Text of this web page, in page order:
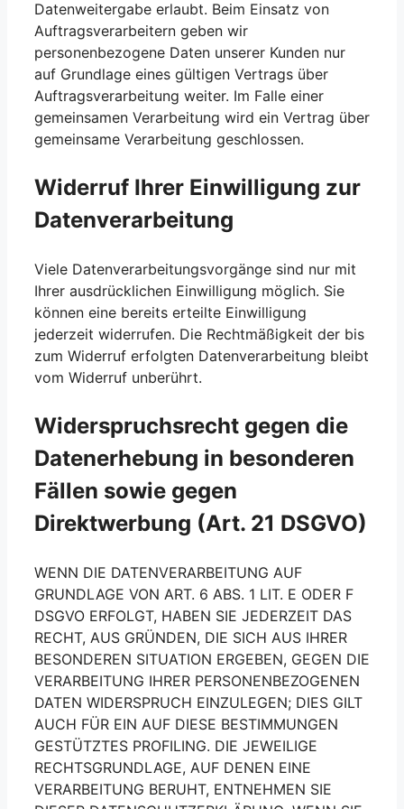
Datenweitergabe erlaubt. Beim Einsatz von
Auftragsverarbeitern geben wir
personenbezogene Daten unserer Kunden nur
auf Grundlage eines gültigen Vertrags über
Auftragsverarbeitung weiter. Im Falle einer
gemeinsamen Verarbeitung wird ein Vertrag über
gemeinsame Verarbeitung geschlossen.
Widerruf Ihrer Einwilligung zur
Datenverarbeitung
Viele Datenverarbeitungsvorgänge sind nur mit
Ihrer ausdrücklichen Einwilligung möglich. Sie
können eine bereits erteilte Einwilligung
jederzeit widerrufen. Die Rechtmäßigkeit der bis
zum Widerruf erfolgten Datenverarbeitung bleibt
vom Widerruf unberührt.
Widerspruchsrecht gegen die
Datenerhebung in besonderen
Fällen sowie gegen
Direktwerbung (Art. 21 DSGVO)
WENN DIE DATENVERARBEITUNG AUF
GRUNDLAGE VON ART. 6 ABS. 1 LIT. E ODER F
DSGVO ERFOLGT, HABEN SIE JEDERZEIT DAS
RECHT, AUS GRÜNDEN, DIE SICH AUS IHRER
BESONDEREN SITUATION ERGEBEN, GEGEN DIE
VERARBEITUNG IHRER PERSONENBEZOGENEN
DATEN WIDERSPRUCH EINZULEGEN; DIES GILT
AUCH FÜR EIN AUF DIESE BESTIMMUNGEN
GESTÜTZTES PROFILING. DIE JEWEILIGE
RECHTSGRUNDLAGE, AUF DENEN EINE
VERARBEITUNG BERUHT, ENTNEHMEN SIE